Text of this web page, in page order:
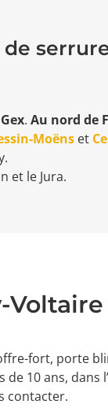
. Au nord de
Moëns et
et le Jura.
Voltaire
fort, porte
10 ans, dans l’
contacter.